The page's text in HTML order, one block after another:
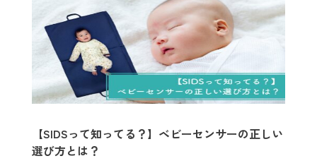
【SIDSって知ってる？】ベビーセンサーの正しい
選び方とは？